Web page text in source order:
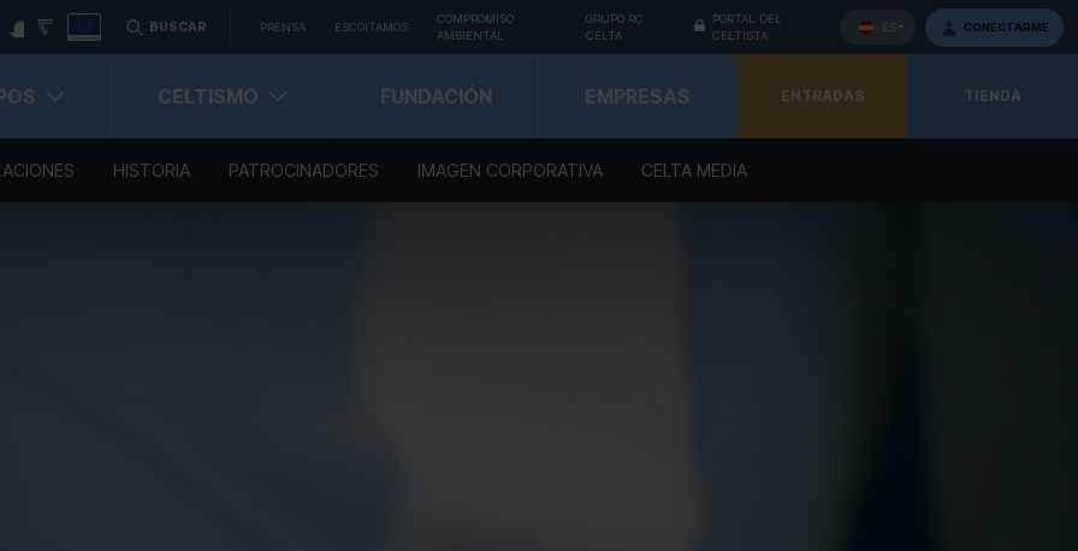
BUSCAR PRENSA ESCOITAMOS
COMPROMISO
AMBIENTAL
GRUPO RC
CELTA
PORTAL DEL
CELTISTA
ES CONECTARME
CELTISMO FUNDACIÓN EMPRESAS ENTRADAS TIENDA
HISTORIA PATROCINADORES IMAGEN CORPORATIVA CELTA MEDIA